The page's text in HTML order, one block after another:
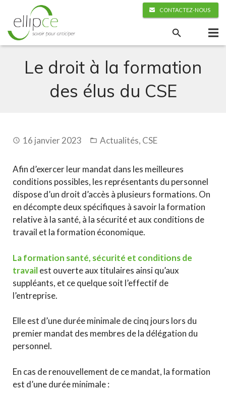
CONTACTEZ-NOUS
Le droit à la formation
des élus du CSE
16 janvier 2023 Actualités, CSE
Afin d’exercer leur mandat dans les meilleures
conditions possibles, les représentants du personnel
dispose d’un droit d’accès à plusieurs formations. On
en décompte deux spécifiques à savoir la formation
relative à la santé, à la sécurité et aux conditions de
travail et la formation économique.
La formation santé, sécurité et conditions de
travailest ouverte aux titulaires ainsi qu’aux
suppléants, et ce quelque soit l’effectif de
l’entreprise.
Elle est d’une durée minimale de cinq jours lors du
premier mandat des membres de la délégation du
personnel.
En cas de renouvellement de ce mandat, la formation
est d’une durée minimale :